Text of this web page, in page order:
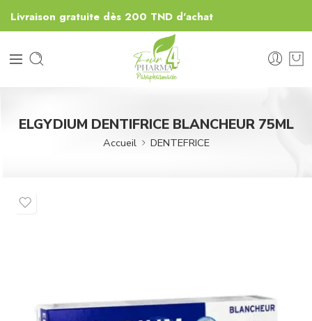
Livraison gratuite dès 200 TND d'achat
ELGYDIUM DENTIFRICE BLANCHEUR 75ML
Accueil DENTEFRICE